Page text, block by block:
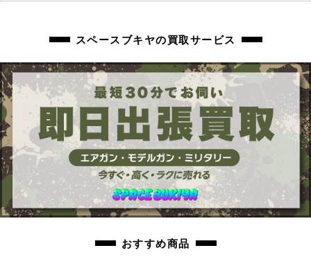
スペースブキヤの買取サービス
おすすめ商品